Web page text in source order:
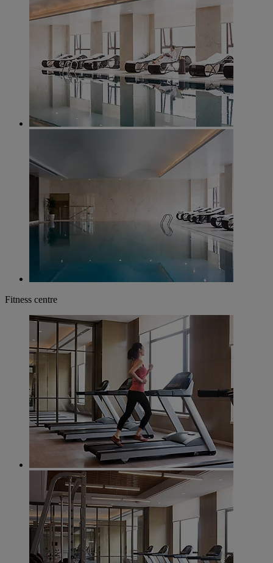
Fitness centre